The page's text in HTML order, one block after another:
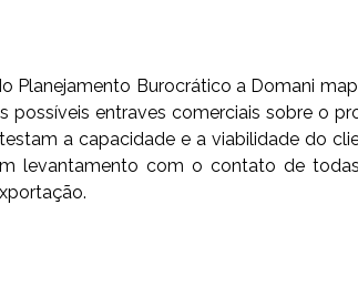
Planejamento Burocrático a Domani
possíveis entraves comerciais sobre o
a capacidade e a viabilidade do
levantamento com o contato de